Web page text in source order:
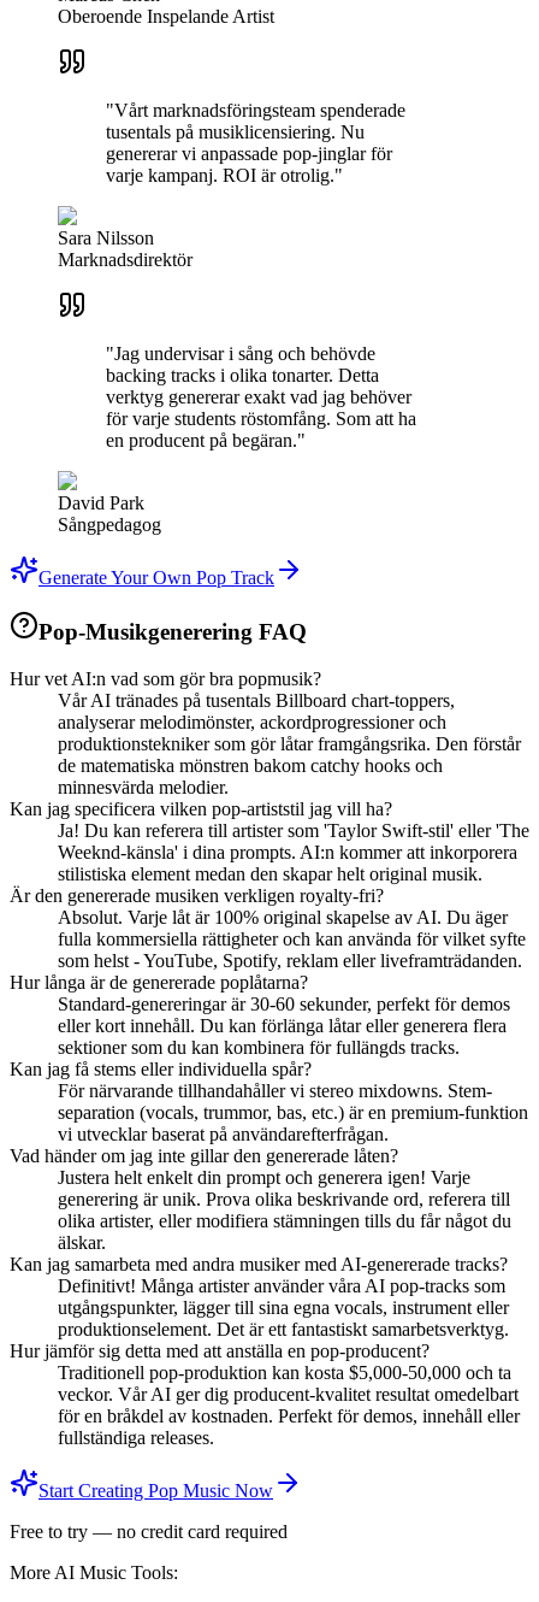
Oberoende Inspelande Artist
"Vårt marknadsföringsteam spenderade
tusentals på musiklicensiering. Nu
genererar vi anpassade pop-jinglar för
varje kampanj. ROI är otrolig."
Sara Nilsson
Marknadsdirektör
"Jag undervisar i sång och behövde
backing tracks i olika tonarter. Detta
verktyg genererar exakt vad jag behöver
för varje students röstomfång. Som att ha
en producent på begäran."
David Park
Sångpedagog
Generate Your Own Pop Track
Pop-Musikgenerering FAQ
Hur vet AI:n vad som gör bra popmusik?
Vår AI tränades på tusentals Billboard chart-toppers,
analyserar melodimönster, ackordprogressioner och
produktionstekniker som gör låtar framgångsrika. Den förstår
de matematiska mönstren bakom catchy hooks och
minnesvärda melodier.
Kan jag specificera vilken pop-artiststil jag vill ha?
Ja! Du kan referera till artister som 'Taylor Swift-stil' eller 'The
Weeknd-känsla' i dina prompts. AI:n kommer att inkorporera
stilistiska element medan den skapar helt original musik.
Är den genererade musiken verkligen royalty-fri?
Absolut. Varje låt är 100% original skapelse av AI. Du äger
fulla kommersiella rättigheter och kan använda för vilket syfte
som helst - YouTube, Spotify, reklam eller liveframträdanden.
Hur långa är de genererade poplåtarna?
Standard-genereringar är 30-60 sekunder, perfekt för demos
eller kort innehåll. Du kan förlänga låtar eller generera flera
sektioner som du kan kombinera för fullängds tracks.
Kan jag få stems eller individuella spår?
För närvarande tillhandahåller vi stereo mixdowns. Stem-
separation (vocals, trummor, bas, etc.) är en premium-funktion
vi utvecklar baserat på användarefterfrågan.
Vad händer om jag inte gillar den genererade låten?
Justera helt enkelt din prompt och generera igen! Varje
generering är unik. Prova olika beskrivande ord, referera till
olika artister, eller modifiera stämningen tills du får något du
älskar.
Kan jag samarbeta med andra musiker med AI-genererade tracks?
Definitivt! Många artister använder våra AI pop-tracks som
utgångspunkter, lägger till sina egna vocals, instrument eller
produktionselement. Det är ett fantastiskt samarbetsverktyg.
Hur jämför sig detta med att anställa en pop-producent?
Traditionell pop-produktion kan kosta $5,000-50,000 och ta
veckor. Vår AI ger dig producent-kvalitet resultat omedelbart
för en bråkdel av kostnaden. Perfekt för demos, innehåll eller
fullständiga releases.
Start Creating Pop Music Now
Free to try — no credit card required
More AI Music Tools: